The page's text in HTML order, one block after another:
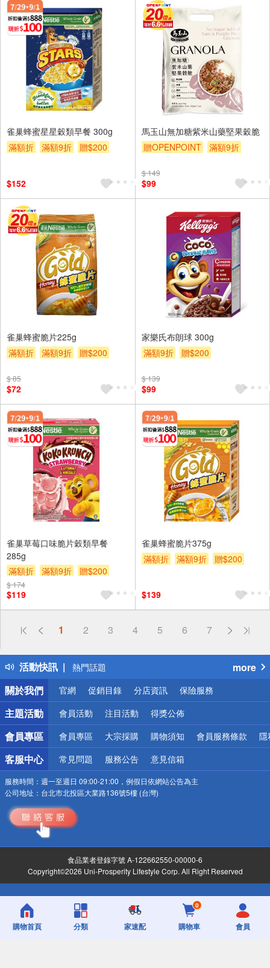
雀巢蜂蜜星星穀類早餐 300g
滿額折
滿額9折 贈$200
$152
馬玉山無加糖紫米山藥堅果穀脆
贈OPENPOINT
滿額9折
$ 149
$99
雀巢蜂蜜脆片225g
滿額折
滿額9折 贈$200
$ 85
$72
家樂氏布朗球 300g
滿額9折
贈$200
$ 139
$99
雀巢草莓口味脆片穀類早餐
285g
滿額折
滿額9折 贈$200
$ 174
$119
雀巢蜂蜜脆片375g
滿額折
滿額9折 贈$200
$139
1 2 3 4 5 6 7
活動快訊
偏遠地區配送
得獎公告
熱門話題
銀行優惠
偏遠地區配送
詐騙網頁！請小心！
more
關於我們
官網 促銷目錄 分店資訊 保險服務
主題活動 會員活動 注目活動 得獎公佈
會員專區 會員專區 大宗採購 購物須知 會員服務條款 隱
客服中心 常見問題 服務公告 意見信箱
服務時間： 週一至週日 09:00-21:00，例假日依網站公告為主
公司地址： 台北市北投區大業路136號5樓 (台灣)
食品業者登錄字號 A-122662550-00000-6
Copyright©2026 Uni-Prosperity Lifestyle Corp. All Right Reserved
購物首頁 分類 家速配
0
購物車 會員